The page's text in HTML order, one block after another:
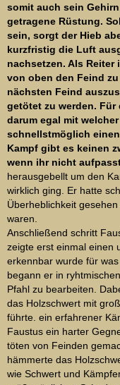
somit auch sein
getragene Rüstung.
sein, sorgt der Hieb
kurzfristig die Luft
nachsetzen. Als
von oben den Feind
nächsten Feind
getötet zu werden. Für
darum egal mit
schnellstmöglich
Kampf gibt es keinen
wenn ihr nicht
herausgebellt um den
wirklich ging. Er hatte
Überheblichkeit
waren.
Anschließend schritt
zeigte erst einmal einen
erkennbar wurde für
begann er in
Pfahl zu bearbeiten.
das Holzschwert mit
führte. ein erfahrener
Faustus ein harter
töten von Feinden
hämmerte das
wie Schwert und